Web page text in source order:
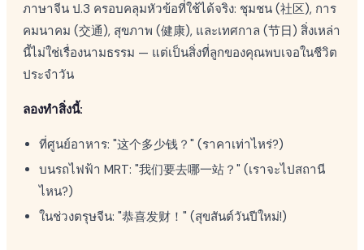
ภาษาจีน ป.3 ครอบคลุมหัวข้อที่ใช้ได้จริง: ชุมชน (社区), การ
คมนาคม (交通), สุขภาพ (健康), และเทศกาล (节日) สิ่งเหล่า
นี้ไม่ใช่เรื่องนามธรรม — แต่เป็นสิ่งที่ลูกของคุณพบเจอในชีวิต
ประจำวัน
ลองทำสิ่งนี้:
ที่ศูนย์อาหาร: "这个多少钱？" (ราคาเท่าไหร่?)
บนรถไฟฟ้า MRT: "我们要去哪一站？" (เราจะไปสถานี
ไหน?)
ในช่วงตรุษจีน: "恭喜发财！" (สุขสันต์วันปีใหม่!)